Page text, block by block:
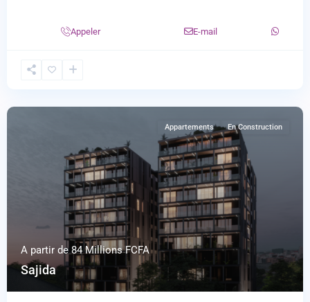
Appeler E-mail
Appartements En Construction
A partir de84 Millions FCFA
Sajida